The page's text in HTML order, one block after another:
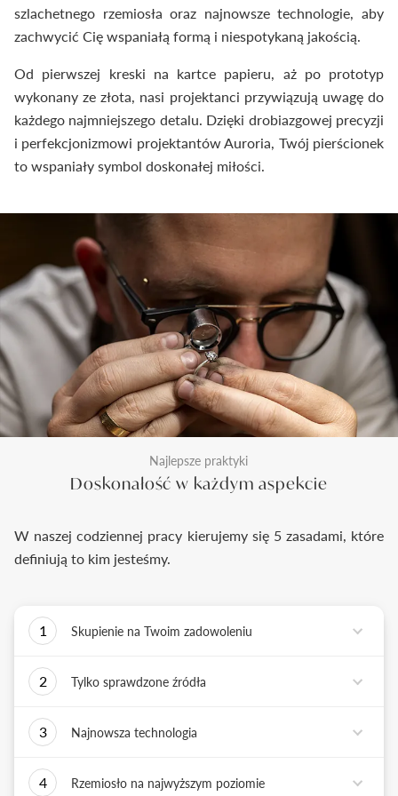
szlachetnego rzemiosła oraz najnowsze technologie, aby
zachwycić Cię wspaniałą formą i niespotykaną jakością.
Od pierwszej kreski na kartce papieru, aż po prototyp
wykonany ze złota, nasi projektanci przywiązują uwagę do
każdego najmniejszego detalu. Dzięki drobiazgowej precyzji
i perfekcjonizmowi projektantów Auroria, Twój pierścionek
to wspaniały symbol doskonałej miłości.
Najlepsze praktyki
Doskonałość w każdym aspekcie
W naszej codziennej pracy kierujemy się 5 zasadami, które
definiują to kim jesteśmy.
1
Skupienie na Twoim zadowoleniu
zadanie - dostarczyć Ci biżuterię i doświadczenie,
2
Tylko sprawdzone źródła
sprawdzonych źródłach pochodzenia i
potwierdzone jest wieloletnią obecnością na rynku.
3
Najnowsza technologia
złotniczego z możliwościami najnowszych
4
Rzemiosło na najwyższym poziomie